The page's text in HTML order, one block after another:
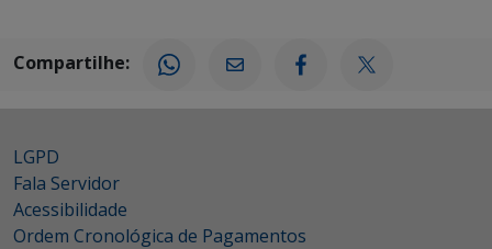
Compartilhe:
LGPD
Fala Servidor
Acessibilidade
Ordem Cronológica de Pagamentos